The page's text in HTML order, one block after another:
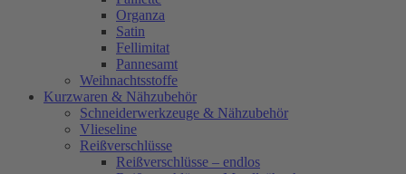
Organza
Satin
Fellimitat
Pannesamt
Weihnachtsstoffe
Kurzwaren & Nähzubehör
Schneiderwerkzeuge & Nähzubehör
Vlieseline
Reißverschlüsse
Reißverschlüsse – endlos